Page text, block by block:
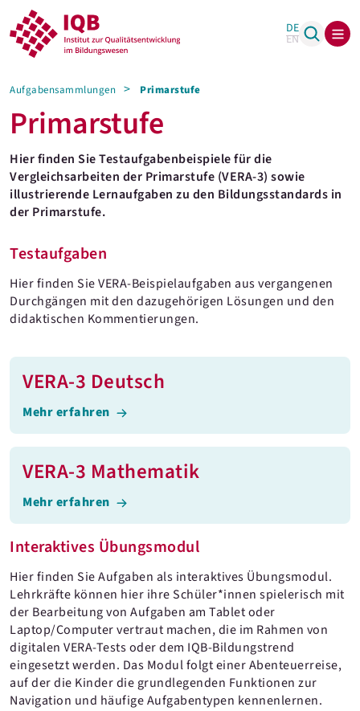
DE
EN
Aufgabensammlungen Primarstufe
Primarstufe
Hier finden Sie Testaufgabenbeispiele für die
Vergleichsarbeiten der Primarstufe (VERA-3) sowie
illustrierende Lernaufgaben zu den Bildungsstandards in
der Primarstufe.
Testaufgaben
Hier finden Sie VERA-Beispielaufgaben aus vergangenen
Durchgängen mit den dazugehörigen Lösungen und den
didaktischen Kommentierungen.
VERA-3 Deutsch
Mehr erfahren
VERA-3 Mathematik
Mehr erfahren
Interaktives Übungsmodul
Hier finden Sie Aufgaben als interaktives Übungsmodul.
Lehrkräfte können hier ihre Schüler*innen spielerisch mit
der Bearbeitung von Aufgaben am Tablet oder
Laptop/Computer vertraut machen, die im Rahmen von
digitalen VERA-Tests oder dem IQB-Bildungstrend
eingesetzt werden. Das Modul folgt einer Abenteuerreise,
auf der die Kinder die grundlegenden Funktionen zur
Navigation und häufige Aufgabentypen kennenlernen.